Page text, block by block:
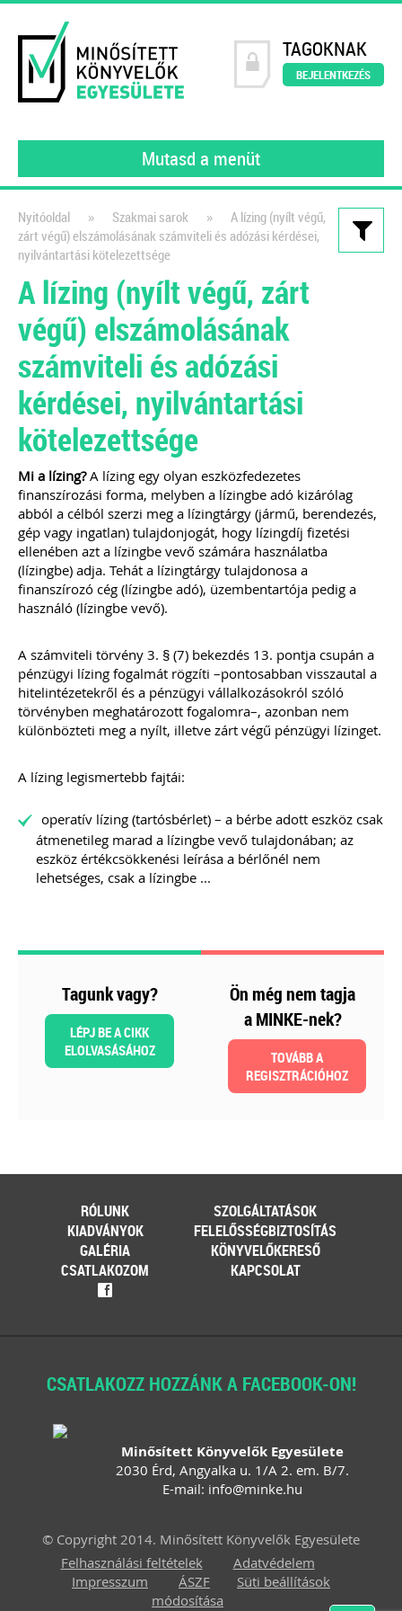
TAGOKNAK
BEJELENTKEZÉS
Mutasd a menüt
Kiadványaink
111 könyvelői kérdés, 111
szakértői válasz III.
gyakorló könyvelőknek
2022
111 gyakorlatban felmerült könyvelői
kérdés, egyértelmű válasszal. Célunk
nem a jogszabályok bemásolása,
hanem a valódi segítségnyújtás: a
konkrét kérdésekre határozott válasz
leírása – természetesen ez sok esetben
már tartalmaz jogszabályi hivatkozást
is... Ingyenesen letölthető
tartalomjegyzékkel mutatunk
betekintést az érintett témakörökbe…
Kiadványunk online (pdf) formában
érhető el.
Ár: 4700
Tagoknak: ingyenesen
letölthető
Szakmai sarok
Külföldi gazdálkodó
magyarországi
vásárokon történő
részvételének
adózási kérdései
tematikus – vásárok. Írásunk
fókuszába azt az esetkört helyezzük,
amikor egy külföldi termelő,
gazdálkodó szeretné áruját belföldön
értékesíteni. Megvizsgáljuk, hogy
Nyitóoldal » Szakmai sarok »
A lízing (nyílt végű,
zárt végű) elszámolásának számviteli és adózási kérdései,
nyilvántartási kötelezettsége
A lízing (nyílt végű, zárt
végű) elszámolásának
számviteli és adózási
kérdései, nyilvántartási
kötelezettsége
Mi a lízing?A lízing egy olyan eszközfedezetes
finanszírozási forma, melyben a lízingbe adó kizárólag
abból a célból szerzi meg a lízingtárgy (jármű, berendezés,
gép vagy ingatlan) tulajdonjogát, hogy lízingdíj fizetési
ellenében azt a lízingbe vevő számára használatba
(lízingbe) adja. Tehát a lízingtárgy tulajdonosa a
finanszírozó cég (lízingbe adó), üzembentartója pedig a
használó (lízingbe vevő).
A számviteli törvény 3. § (7) bekezdés 13. pontja csupán a
pénzügyi lízing fogalmát rögzíti –pontosabban visszautal a
hitelintézetekről és a pénzügyi vállalkozásokról szóló
törvényben meghatározott fogalomra–, azonban nem
különbözteti meg a nyílt, illetve zárt végű pénzügyi lízinget.
A lízing legismertebb fajtái:
operatív lízing (tartósbérlet) – a bérbe adott eszköz csak
átmenetileg marad a lízingbe vevő tulajdonában; az
eszköz értékcsökkenési leírása a bérlőnél nem
lehetséges, csak a lízingbe ...
Tagunk vagy?
LÉPJ BE A CIKK
ELOLVASÁSÁHOZ
Ön még nem tagja
a MINKE-nek?
TOVÁBB A
REGISZTRÁCIÓHOZ
RÓLUNK
SZOLGÁLTATÁSOK
KIADVÁNYOK
FELELŐSSÉGBIZTOSÍTÁS
GALÉRIA
KÖNYVELŐKERESŐ
CSATLAKOZOM
KAPCSOLAT
f
CSATLAKOZZ HOZZÁNK A FACEBOOK-ON!
Minősített Könyvelők Egyesülete
2030 Érd, Angyalka u. 1/A 2. em. B/7.
E-mail: info@minke.hu
© Copyright 2014. Minősített Könyvelők Egyesülete
Felhasználási feltételek
Adatvédelem
Impresszum
ÁSZF
Süti beállítások
módosítása